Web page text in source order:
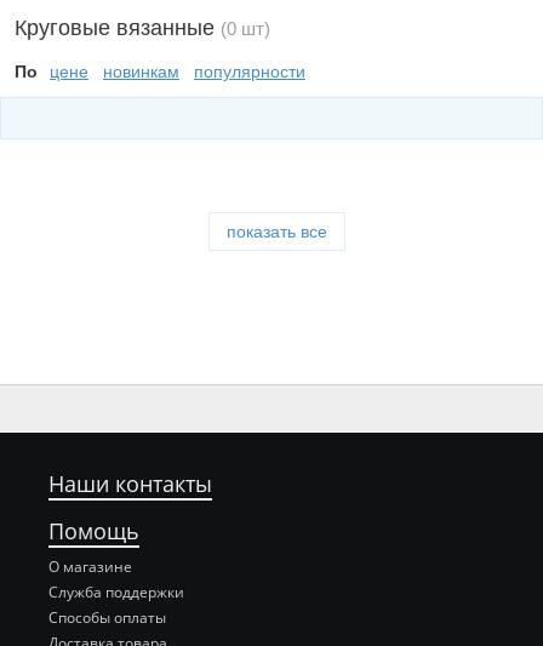
Круговые вязанные (0 шт)
По цене новинкам популярности
показать все
Наши контакты
Помощь
О магазине
Служба поддержки
Способы оплаты